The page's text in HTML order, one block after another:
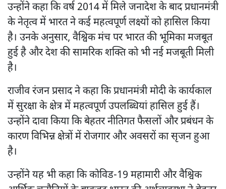
उन्होंने कहा कि वर्ष 2014 में मिले जनादेश के बाद प्रधानमंत्री
के नेतृत्व में भारत ने कई महत्वपूर्ण लक्ष्यों को हासिल किया
है। उनके अनुसार, वैश्विक मंच पर भारत की भूमिका मजबूत
हुई है और देश की सामरिक शक्ति को भी नई मजबूती मिली
है।
राजीव रंजन प्रसाद ने कहा कि प्रधानमंत्री मोदी के कार्यकाल
में सुरक्षा के क्षेत्र में महत्वपूर्ण उपलब्धियां हासिल हुई हैं।
उन्होंने दावा किया कि बेहतर नीतिगत फैसलों और प्रबंधन के
कारण विभिन्न क्षेत्रों में रोजगार और अवसरों का सृजन हुआ
है।
उन्होंने यह भी कहा कि कोविड-19 महामारी और वैश्विक